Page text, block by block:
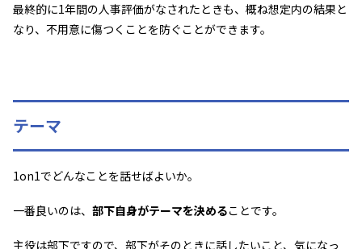
最終的に1年間の人事評価がなされたときも、概ね想定内の結果と
なり、不用意に傷つくことを防ぐことができます。
テーマ
1on1でどんなことを話せばよいか。
一番良いのは、 部下自身がテーマを決めることです。
主役は部下ですので、部下がそのときに話したいこと、気になっ